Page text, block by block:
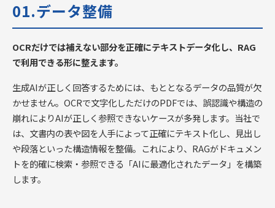
01.データ整備
OCRだけでは補えない部分を正確にテキストデータ化し、RAG
で利用できる形に整えます。
生成AIが正しく回答するためには、もととなるデータの品質が欠
かせません。OCRで文字化しただけのPDFでは、誤認識や構造の
崩れによりAIが正しく参照できないケースが多発します。当社で
は、文書内の表や図を人手によって正確にテキスト化し、見出し
や段落といった構造情報を整備。これにより、RAGがドキュメン
トを的確に検索・参照できる「AIに最適化されたデータ」を構築
します。